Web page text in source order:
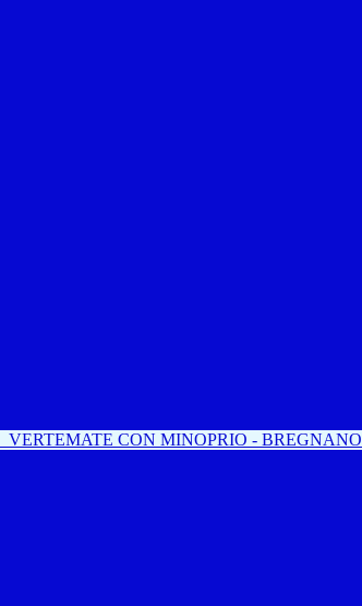
VERTEMATE CON MINOPRIO - BREGNANO